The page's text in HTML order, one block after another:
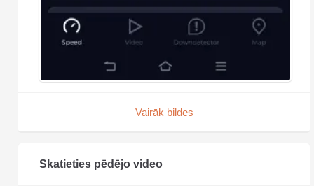
Vairāk bildes
Skatieties pēdējo video